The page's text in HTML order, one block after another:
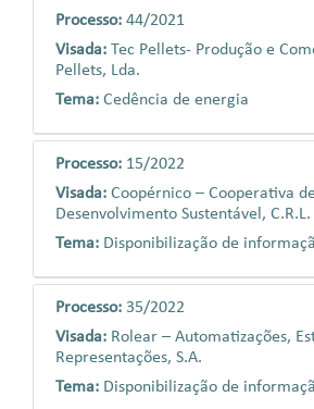
Processo: 44/2021
Visada: Tec Pellets- Produção e
Pellets, Lda.
Tema: Cedência de energia
Processo: 15/2022
Visada: Coopérnico – Cooperativa
Desenvolvimento Sustentável, C.R.L.
Tema: Disponibilização de
Processo: 35/2022
Visada: Rolear – Automatizações,
Representações, S.A.
Tema: Disponibilização de